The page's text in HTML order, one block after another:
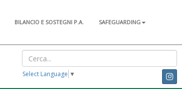
BILANCIO E SOSTEGNI P.A.
SAFEGUARDING
Select Language ▼